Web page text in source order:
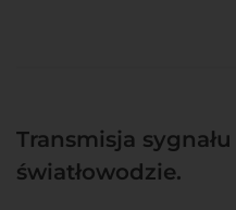
Transmisja
światłowodzie.